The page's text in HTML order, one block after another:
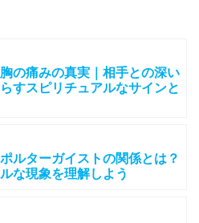
の痛みの真実｜相手との深い
すスピリチュアルなサインと
ルターガイストの関係とは？
な現象を理解しよう